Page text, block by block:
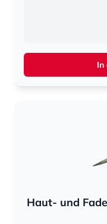
In
Haut- und